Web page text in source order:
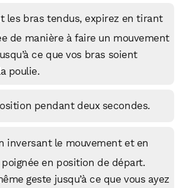
les bras tendus, expirez en tirant
de manière à faire un mouvement
ce que vos bras soient
poulie.
pendant deux secondes.
inversant le mouvement et en
en position de départ.
geste jusqu’à ce que vous ayez